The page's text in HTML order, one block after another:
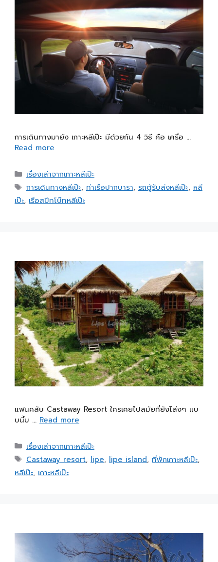
การเดินทางมายัง เกาะหลีเป๊ะ มีด้วยกัน 4 วิธี คือ เครื่อ …
Read more
เรื่องเล่าจากเกาะหลีเป๊ะ
การเดินทางหลีเป๊ะ, ท่าเรือปากบารา, รถตู้รับส่งหลีเป๊ะ, หลี
เป๊ะ, เรือสปีทโบ๊ทหลีเป๊ะ
แฟนคลับ Castaway Resort ใครเคยไปสมัยที่ยังโล่งๆ แบ
บนี้บ … Read more
เรื่องเล่าจากเกาะหลีเป๊ะ
Castaway resort, lipe, lipe island, ที่พักเกาะหลีเป๊ะ,
หลีเป๊ะ, เกาะหลีเป๊ะ